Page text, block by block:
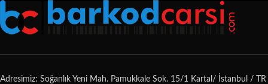
Adresimiz: Soğanlık Yeni Mah. Pamukkale Sok. 15/1 Kartal/ İstanbul / TR